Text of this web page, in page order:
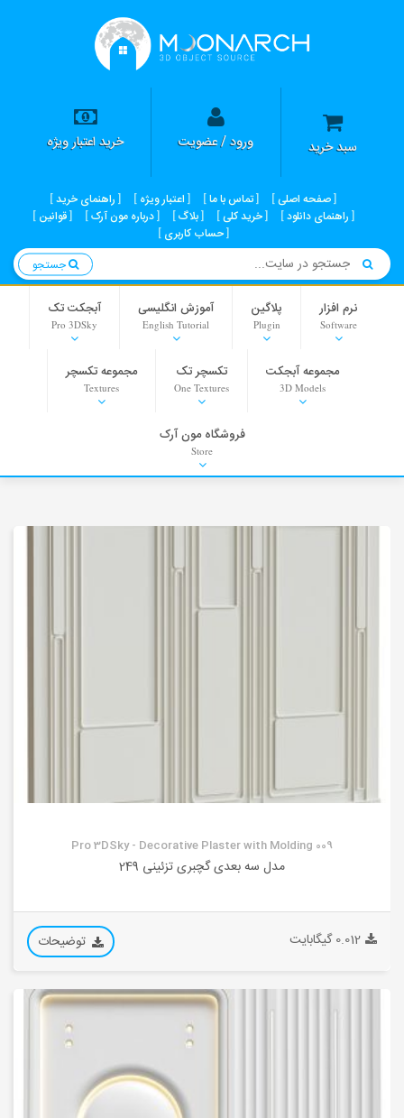
سبد خرید ورود / عضویت خرید اعتبار ویژه
صفحه اصلی تماس با ما اعتبار ویژه
راهنمای خرید
راهنمای دانلود
خرید کلی بلاگ درباره مون آرک
قوانین
حساب کاربری
نرم افزار
Software
پلاگین
Plugin
آموزش انگلیسی
English Tutorial
آبجکت تک
Pro 3DSky
مجموعه آبجکت
3D Models
تکسچر تک
One Textures
مجموعه تکسچر
Textures
PNG-PSD
Background
Stock Images
فروشگاه مون آرک
Store
Pro 3DSky - Decorative Plaster with Molding 009
مدل سه بعدی گچبری تزئینی 249
0.012 گیگابایت توضیحات